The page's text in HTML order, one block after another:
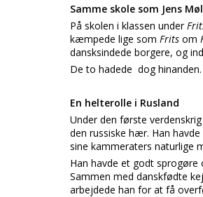
Samme skole som Jens
På skolen i klassen under
kæmpede lige som Frits om
dansksindede borgere, og
De to hadede dog
En helterolle i Rusland
Under den første
den russiske hær. Han
sine kammeraters naturlige
Han havde et godt
Sammen med danskfødte
arbejdede han for at få